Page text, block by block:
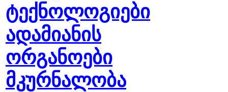
ტექნოლოგიები
ადამიანის
ორგანოები
მკურნალობა